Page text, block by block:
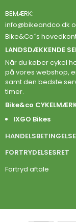
BEMÆRK:
info@bikeandco.dk
Bike&Co´s
LANDSDÆKKENDE
Når du køber cykel
på vores webshop,
samt den bedste
timer.
Bike&co
IXGO Bikes
FORTRYDELSESRET
Fortryd aftale